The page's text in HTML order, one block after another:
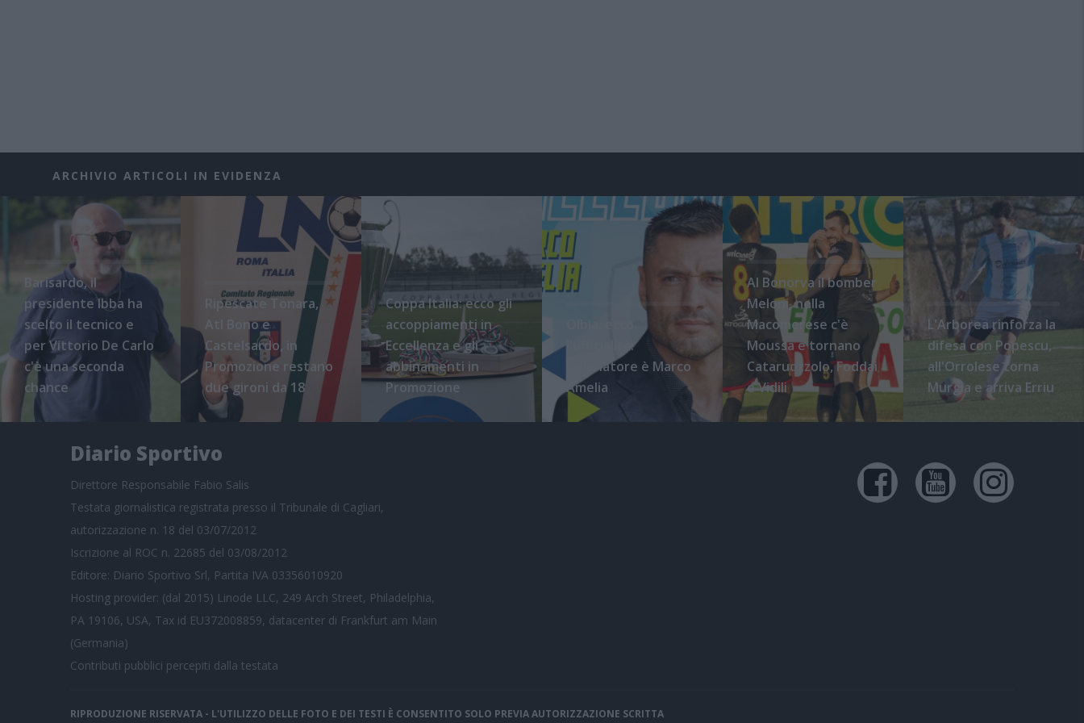
ARCHIVIO ARTICOLI IN EVIDENZA
Barisardo, il
presidente Ibba ha
scelto il tecnico e
per Vittorio De Carlo
c'è una seconda
chance
Ripescate Tonara,
Atl Bono e
Castelsardo, in
Promozione restano
due gironi da 18
Coppa Italia: ecco gli
accoppiamenti in
Eccellenza e gli
abbinamenti in
Promozione
l'ufficialità:
l'allenatore è Marco
Amelia
Al Bonorva il bomber
Meloni, nella
Macomerese c'è
Moussa e tornano
Cataruozzolo, Foddai
e Vidili
L'Arborea rinforza la
difesa con Popescu,
all'Orrolese torna
Murgia e arriva Erriu
Diario Sportivo
Direttore Responsabile Fabio Salis
Testata giornalistica registrata presso il Tribunale di Cagliari,
autorizzazione n. 18 del 03/07/2012
Iscrizione al ROC n. 22685 del 03/08/2012
Editore: Diario Sportivo Srl, Partita IVA 03356010920
Hosting provider: (dal 2015) Linode LLC, 249 Arch Street, Philadelphia,
PA 19106, USA, Tax id EU372008859, datacenter di Frankfurt am Main
(Germania)
Contributi pubblici percepiti dalla testata
RIPRODUZIONE RISERVATA - L'UTILIZZO DELLE FOTO E DEI TESTI È CONSENTITO SOLO PREVIA AUTORIZZAZIONE SCRITTA